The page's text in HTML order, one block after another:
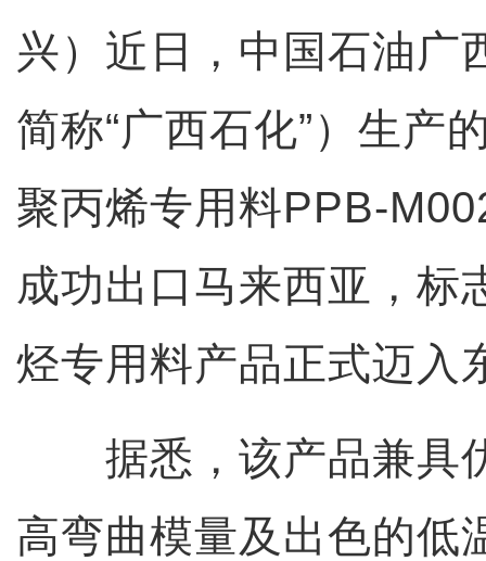
兴）近日，中国石油广
简称“广西石化”）生产
聚丙烯专用料PPB-
成功出口马来西亚，标
烃专用料产品正式迈入
据悉，该产品兼具
高弯曲模量及出色的低